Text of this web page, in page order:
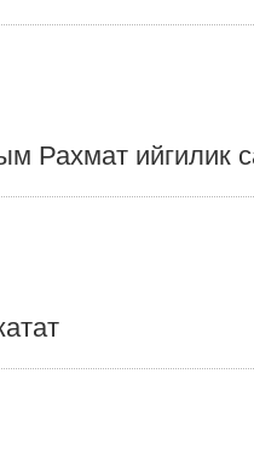
Рахмат ийгилик